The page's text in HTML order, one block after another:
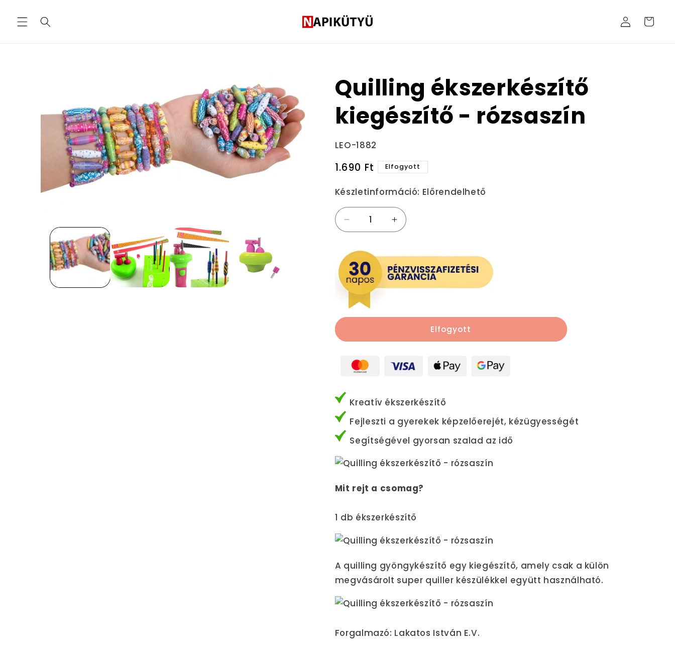
tartalomhoz Bejelentkezés
Kosár
Quilling ékszerkészítő
kiegészítő - rózsaszín
Termékváltozat:
LEO-1882
Normál
1.690 Ft Elfogyott
Készletinformáció: Előrendelhető
Quilling
ékszerkészítő
-
rózsaszín
mennyiségének
csökkentése
Quilling
ékszerkészítő
-
rózsaszín
mennyiségének
növelése
Elfogyott
Kreatív ékszerkészítő
Fejleszti a gyerekek képzelőerejét, kézügyességét
Segítségével gyorsan szalad az idő
Mit rejt a csomag?
1 db ékszerkészítő
A quilling gyöngykészítő egy kiegészítő, amely csak a külön
megvásárolt super quiller készülékkel együtt használható.
Forgalmazó: Lakatos István E.V.